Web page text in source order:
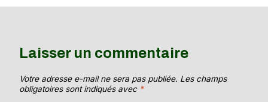
Laisser un commentaire
Votre adresse e-mail ne sera pas publiée. Les champs
obligatoires sont indiqués avec *